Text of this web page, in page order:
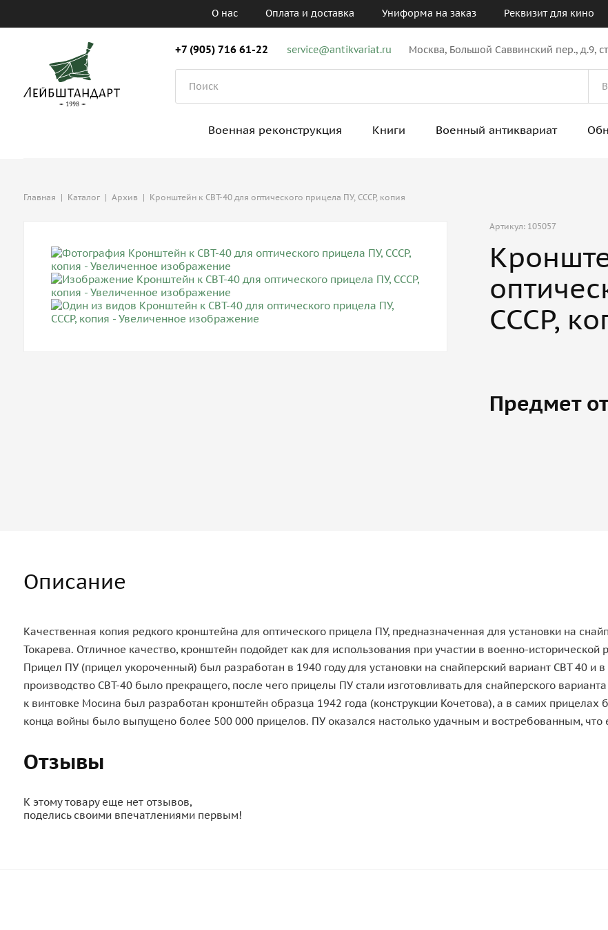
О нас Оплата и доставка Униформа на заказ Реквизит для кино
+7 (905) 716 61-22 service@antikvariat.ru Москва, Большой Саввинский пер., д.9,
Военная реконструкция Книги Военный антиквариат
Главная | Каталог | Архив | Кронштейн к СВТ-40 для оптического прицела ПУ, СССР, копия
Артикул: 105057
СССР,
Предмет
Описание
Качественная копия редкого кронштейна для оптического прицела ПУ, предназначенная для установки на
Токарева. Отличное качество, кронштейн подойдет как для использования при участии в военно-исторической
Прицел ПУ (прицел укороченный) был разработан в 1940 году для установки на снайперский вариант СВТ 40 и
производство СВТ-40 было прекращего, после чего прицелы ПУ стали изготовливать для снайперского
к винтовке Мосина был разработан кронштейн образца 1942 года (конструкции Кочетова), а в самих
конца войны было выпущено более 500 000 прицелов. ПУ оказался настолько удачным и востребованным, что
Отзывы
К этому товару еще нет отзывов,
поделись своими впечатлениями первым!